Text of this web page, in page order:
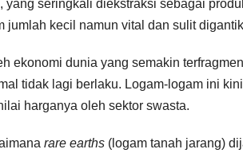
yang seringkali diekstraksi sebagai
jumlah kecil namun vital dan sulit
ekonomi dunia yang semakin
tidak lagi berlaku. Logam-logam ini
harganya oleh sektor swasta.
rare earths (logam tanah jarang)